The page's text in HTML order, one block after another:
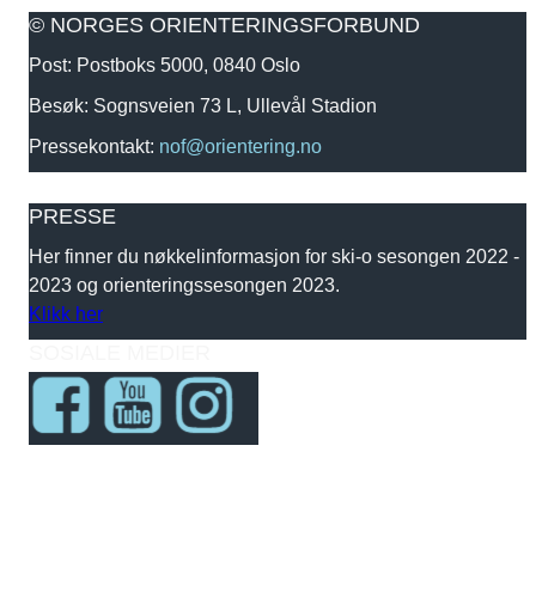
© NORGES ORIENTERINGSFORBUND
Post: Postboks 5000, 0840 Oslo
Besøk: Sognsveien 73 L, Ullevål Stadion
Pressekontakt: nof@orientering.no
PRESSE
Her finner du nøkkelinformasjon for ski-o sesongen 2022 -
2023 og orienteringssesongen 2023.
Klikk her